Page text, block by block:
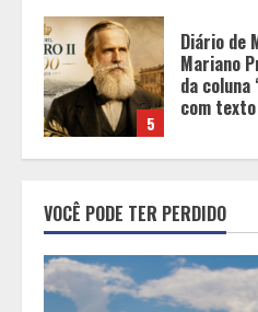
1
Chegada
das
para a
Doçaria
VOCÊ PODE TER PERDIDO